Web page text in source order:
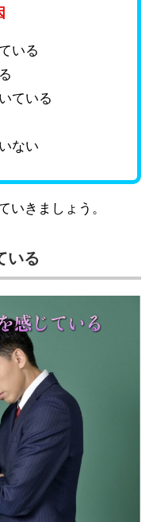
いる
ている
ない
いきましょう。
いる